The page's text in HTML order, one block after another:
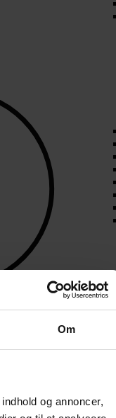
Om
og annoncer,